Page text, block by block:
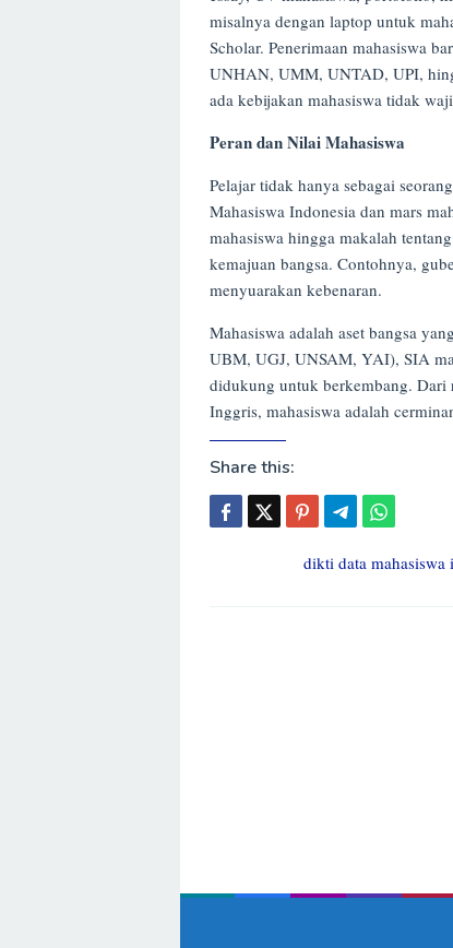
misalnya dengan laptop untuk
Scholar. Penerimaan mahasiswa
UNHAN, UMM, UNTAD, UPI,
ada kebijakan mahasiswa tidak
Peran dan Nilai Mahasiswa
Pelajar tidak hanya sebagai
Mahasiswa Indonesia dan mars
mahasiswa hingga makalah
kemajuan bangsa. Contohnya,
menyuarakan kebenaran.
Mahasiswa adalah aset bangsa
UBM, UGJ, UNSAM, YAI), SIA
didukung untuk berkembang. Dari
Inggris, mahasiswa adalah
Share this:
dikti data mahasiswa